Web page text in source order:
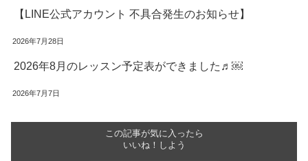
【LINE公式アカウント 不具合発生のお知らせ】
2026年7月28日
2026年8月のレッスン予定表ができました♬￼
2026年7月7日
この記事が気に入ったら
いいね！しよう